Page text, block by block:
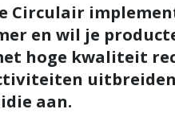
Circulair
en wil je
hoge kwaliteit
aan.